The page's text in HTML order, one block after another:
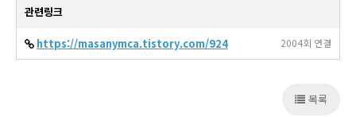
관련링크
https://masanymca.tistory.com/924 2004회 연결
목록